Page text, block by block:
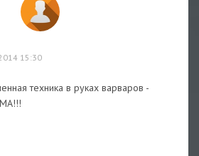
15:30
техника в руках варваров -